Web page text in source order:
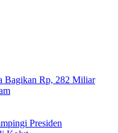
Bagikan Rp, 282 Miliar
Presiden